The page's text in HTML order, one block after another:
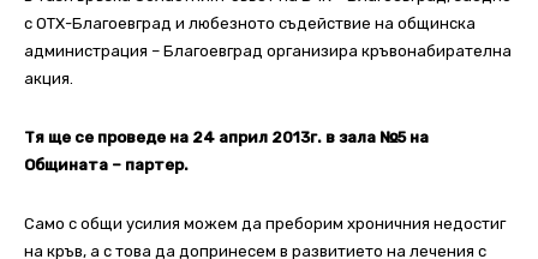
с ОТХ-Благоевград и любезното съдействие на общинска
администрация – Благоевград организира кръвонабирателна
акция.
Тя ще се проведе на 24 април 2013г. в зала №5 на
Общината – партер.
Само с общи усилия можем да преборим хроничния недостиг
на кръв, а с това да допринесем в развитието на лечения с